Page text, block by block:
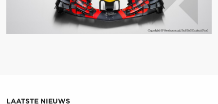
LAATSTE NIEUWS